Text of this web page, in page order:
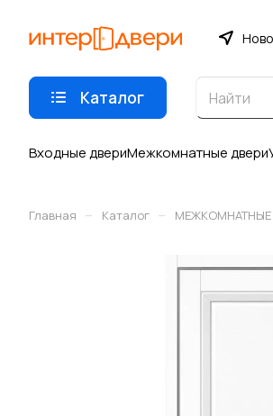
Каталог
Входные двериМежкомнатные двери
Главная – Каталог – МЕЖКОМНАТНЫЕ